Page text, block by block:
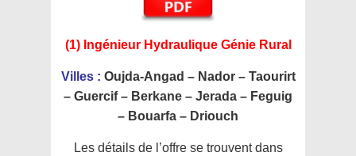
(1) Ingénieur Hydraulique Génie Rural
Villes : Oujda-Angad – Nador – Taourirt
– Guercif – Berkane – Jerada – Feguig
– Bouarfa – Driouch
Les détails de l’offre se trouvent dans